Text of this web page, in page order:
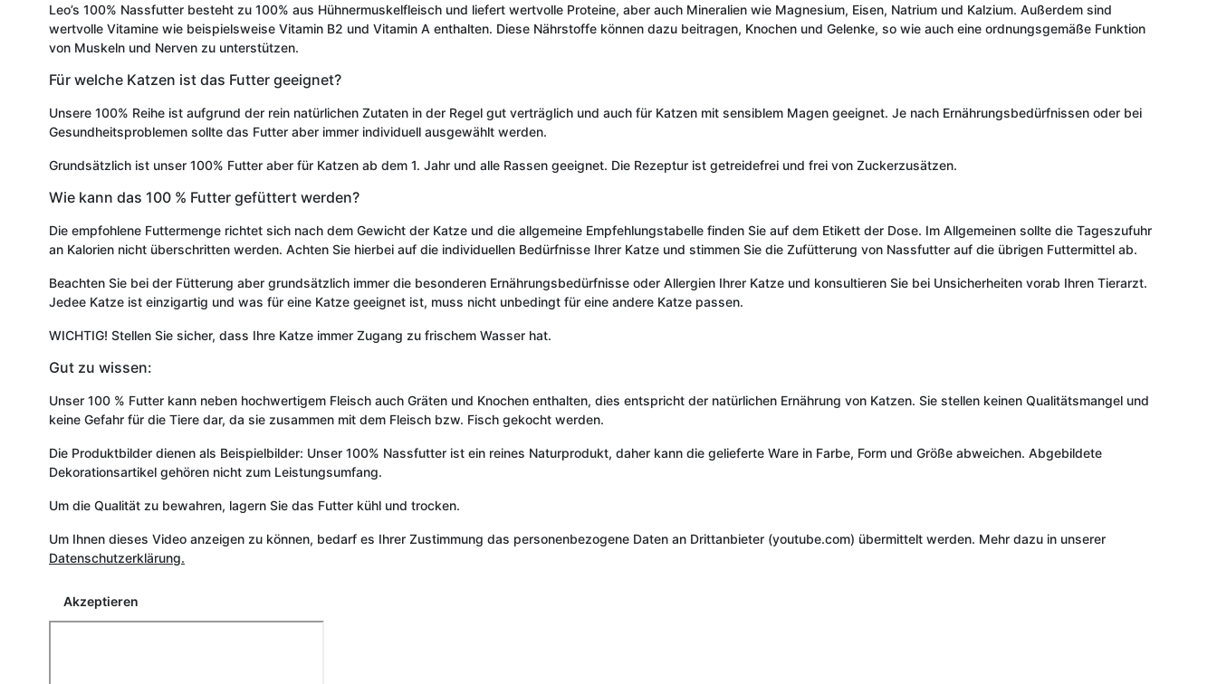
Leo’s 100% Nassfutter besteht zu 100% aus Hühnermuskelfleisch und liefert wertvolle Proteine, aber auch Mineralien wie Magnesium, Eisen, Natrium und Kalzium. Außerdem sind
wertvolle Vitamine wie beispielsweise Vitamin B2 und Vitamin A enthalten. Diese Nährstoffe können dazu beitragen, Knochen und Gelenke, so wie auch eine ordnungsgemäße Funktion
von Muskeln und Nerven zu unterstützen.
Für welche Katzen ist das Futter geeignet?
Unsere 100% Reihe ist aufgrund der rein natürlichen Zutaten in der Regel gut verträglich und auch für Katzen mit sensiblem Magen geeignet. Je nach Ernährungsbedürfnissen oder bei
Gesundheitsproblemen sollte das Futter aber immer individuell ausgewählt werden.
Grundsätzlich ist unser 100% Futter aber für Katzen ab dem 1. Jahr und alle Rassen geeignet. Die Rezeptur ist getreidefrei und frei von Zuckerzusätzen.
Wie kann das 100 % Futter gefüttert werden?
Die empfohlene Futtermenge richtet sich nach dem Gewicht der Katze und die allgemeine Empfehlungstabelle finden Sie auf dem Etikett der Dose. Im Allgemeinen sollte die Tageszufuhr
an Kalorien nicht überschritten werden. Achten Sie hierbei auf die individuellen Bedürfnisse Ihrer Katze und stimmen Sie die Zufütterung von Nassfutter auf die übrigen Futtermittel ab.
Beachten Sie bei der Fütterung aber grundsätzlich immer die besonderen Ernährungsbedürfnisse oder Allergien Ihrer Katze und konsultieren Sie bei Unsicherheiten vorab Ihren Tierarzt.
Jedee Katze ist einzigartig und was für eine Katze geeignet ist, muss nicht unbedingt für eine andere Katze passen.
WICHTIG! Stellen Sie sicher, dass Ihre Katze immer Zugang zu frischem Wasser hat.
Gut zu wissen:
Unser 100 % Futter kann neben hochwertigem Fleisch auch Gräten und Knochen enthalten, dies entspricht der natürlichen Ernährung von Katzen. Sie stellen keinen Qualitätsmangel und
keine Gefahr für die Tiere dar, da sie zusammen mit dem Fleisch bzw. Fisch gekocht werden.
Die Produktbilder dienen als Beispielbilder: Unser 100% Nassfutter ist ein reines Naturprodukt, daher kann die gelieferte Ware in Farbe, Form und Größe abweichen. Abgebildete
Dekorationsartikel gehören nicht zum Leistungsumfang.
Um die Qualität zu bewahren, lagern Sie das Futter kühl und trocken.
Um Ihnen dieses Video anzeigen zu können, bedarf es Ihrer Zustimmung das personenbezogene Daten an Drittanbieter (youtube.com) übermittelt werden. Mehr dazu in unserer
Datenschutzerklärung.
Akzeptieren